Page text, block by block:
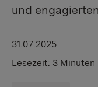
und
31.07.2025
Lesezeit: 3 Minuten